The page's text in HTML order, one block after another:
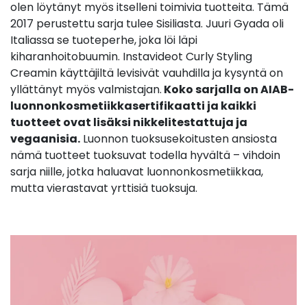
olen löytänyt myös itselleni toimivia tuotteita. Tämä
2017 perustettu sarja tulee Sisiliasta. Juuri Gyada oli
Italiassa se tuoteperhe, joka löi läpi
kiharanhoitobuumin. Instavideot Curly Styling
Creamin käyttäjiltä levisivät vauhdilla ja kysyntä on
yllättänyt myös valmistajan. Koko sarjalla on AIAB-
luonnonkosmetiikkasertifikaatti ja kaikki
tuotteet ovat lisäksi nikkelitestattuja ja
vegaanisia. Luonnon tuoksusekoitusten ansiosta
nämä tuotteet tuoksuvat todella hyvältä – vihdoin
sarja niille, jotka haluavat luonnonkosmetiikkaa,
mutta vierastavat yrttisiä tuoksuja.